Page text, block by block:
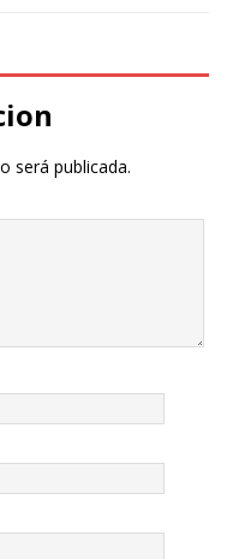
será publicada.